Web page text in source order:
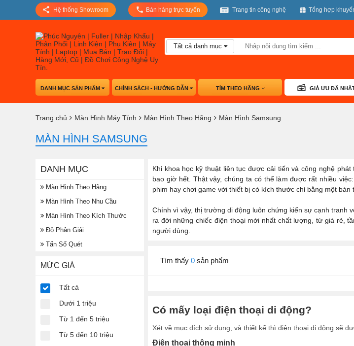
Hệ thống Showroom Bán hàng trực tuyến Trang tin công nghệ Tổng hợp
Tất cả danh mục
DANH MỤC SẢN PHẨM CHÍNH SÁCH - HƯỚNG DẪN TÌM THEO HÃNG GIÁ ƯU ĐÃ
Trang chủ Màn Hình Máy Tính Màn Hình Theo Hãng Màn Hình Samsung
MÀN HÌNH SAMSUNG
DANH MỤC
Màn Hình Theo Hãng
Màn Hình Theo Nhu Cầu
Màn Hình Theo Kích Thước
Độ Phân Giải
Tẩn Số Quét
MỨC GIÁ
Tất cả
Dưới 1 triệu
Từ 1 đến 5 triệu
Từ 5 đến 10 triệu
Khi khoa học kỹ thuật liên tục được cải tiến và công nghệ
bao giờ hết. Thật vậy, chúng ta có thể làm được rất nhiều
phim hay chơi game với thiết bị có kích thước chỉ bằng một bàn
Chính vì vậy, thị trường di động luôn chứng kiến sự cạnh tranh
ra đời những chiếc điện thoại mới nhất chất lượng, từ giá rẻ,
người dùng.
Tìm thấy 0 sản phẩm
Có mấy loại điện thoại di động?
Xét về mục đích sử dụng, và thiết kế thì điện thoại di động sẽ
Điện thoại thông minh